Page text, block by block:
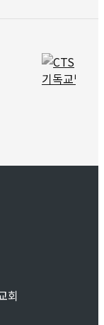
회